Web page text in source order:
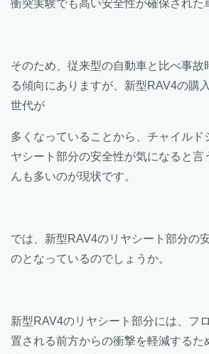
衝突実験でも高い安全性が確保された
そのため、従来型の自動車と比べ事故
る傾向にありますが、新型RAV4の購
世代が
多くなっていることから、チャイルド
ヤシート部分の安全性が気になると言
んも多いのが現状です。
では、新型RAV4のリヤシート部分の
のとなっているのでしょうか。
新型RAV4のリヤシート部分には、フ
置される前方からの衝撃を軽減するた